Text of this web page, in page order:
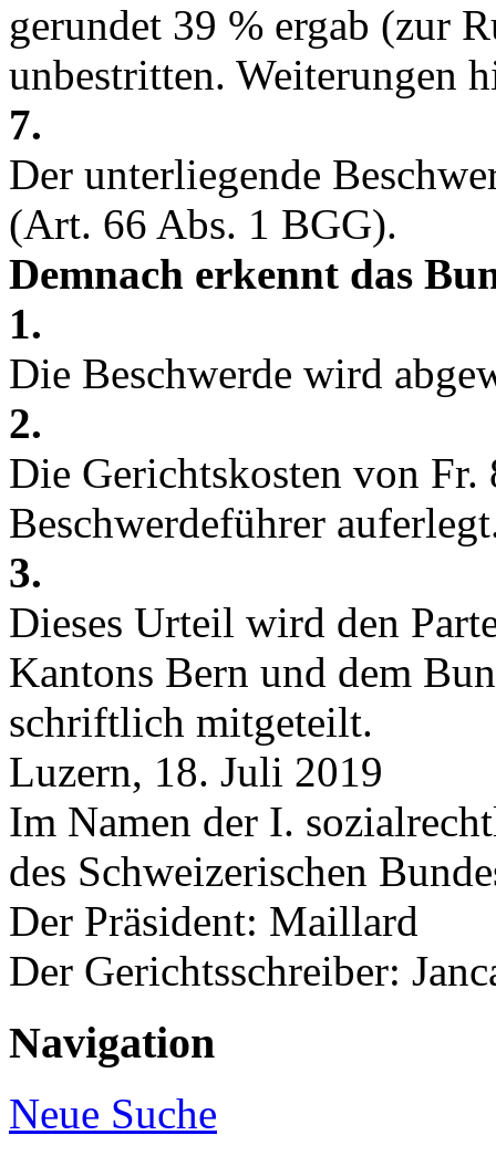
gerundet 39 % ergab (zur
unbestritten. Weiterungen
7.
Der unterliegende
(Art. 66 Abs. 1 BGG).
Demnach erkennt das
1.
Die Beschwerde wird
2.
Die Gerichtskosten von Fr.
Beschwerdeführer
3.
Dieses Urteil wird den
Kantons Bern und dem
schriftlich mitgeteilt.
Luzern, 18. Juli 2019
Im Namen der I.
des Schweizerischen
Der Präsident: Maillard
Der Gerichtsschreiber:
Navigation
Neue Suche